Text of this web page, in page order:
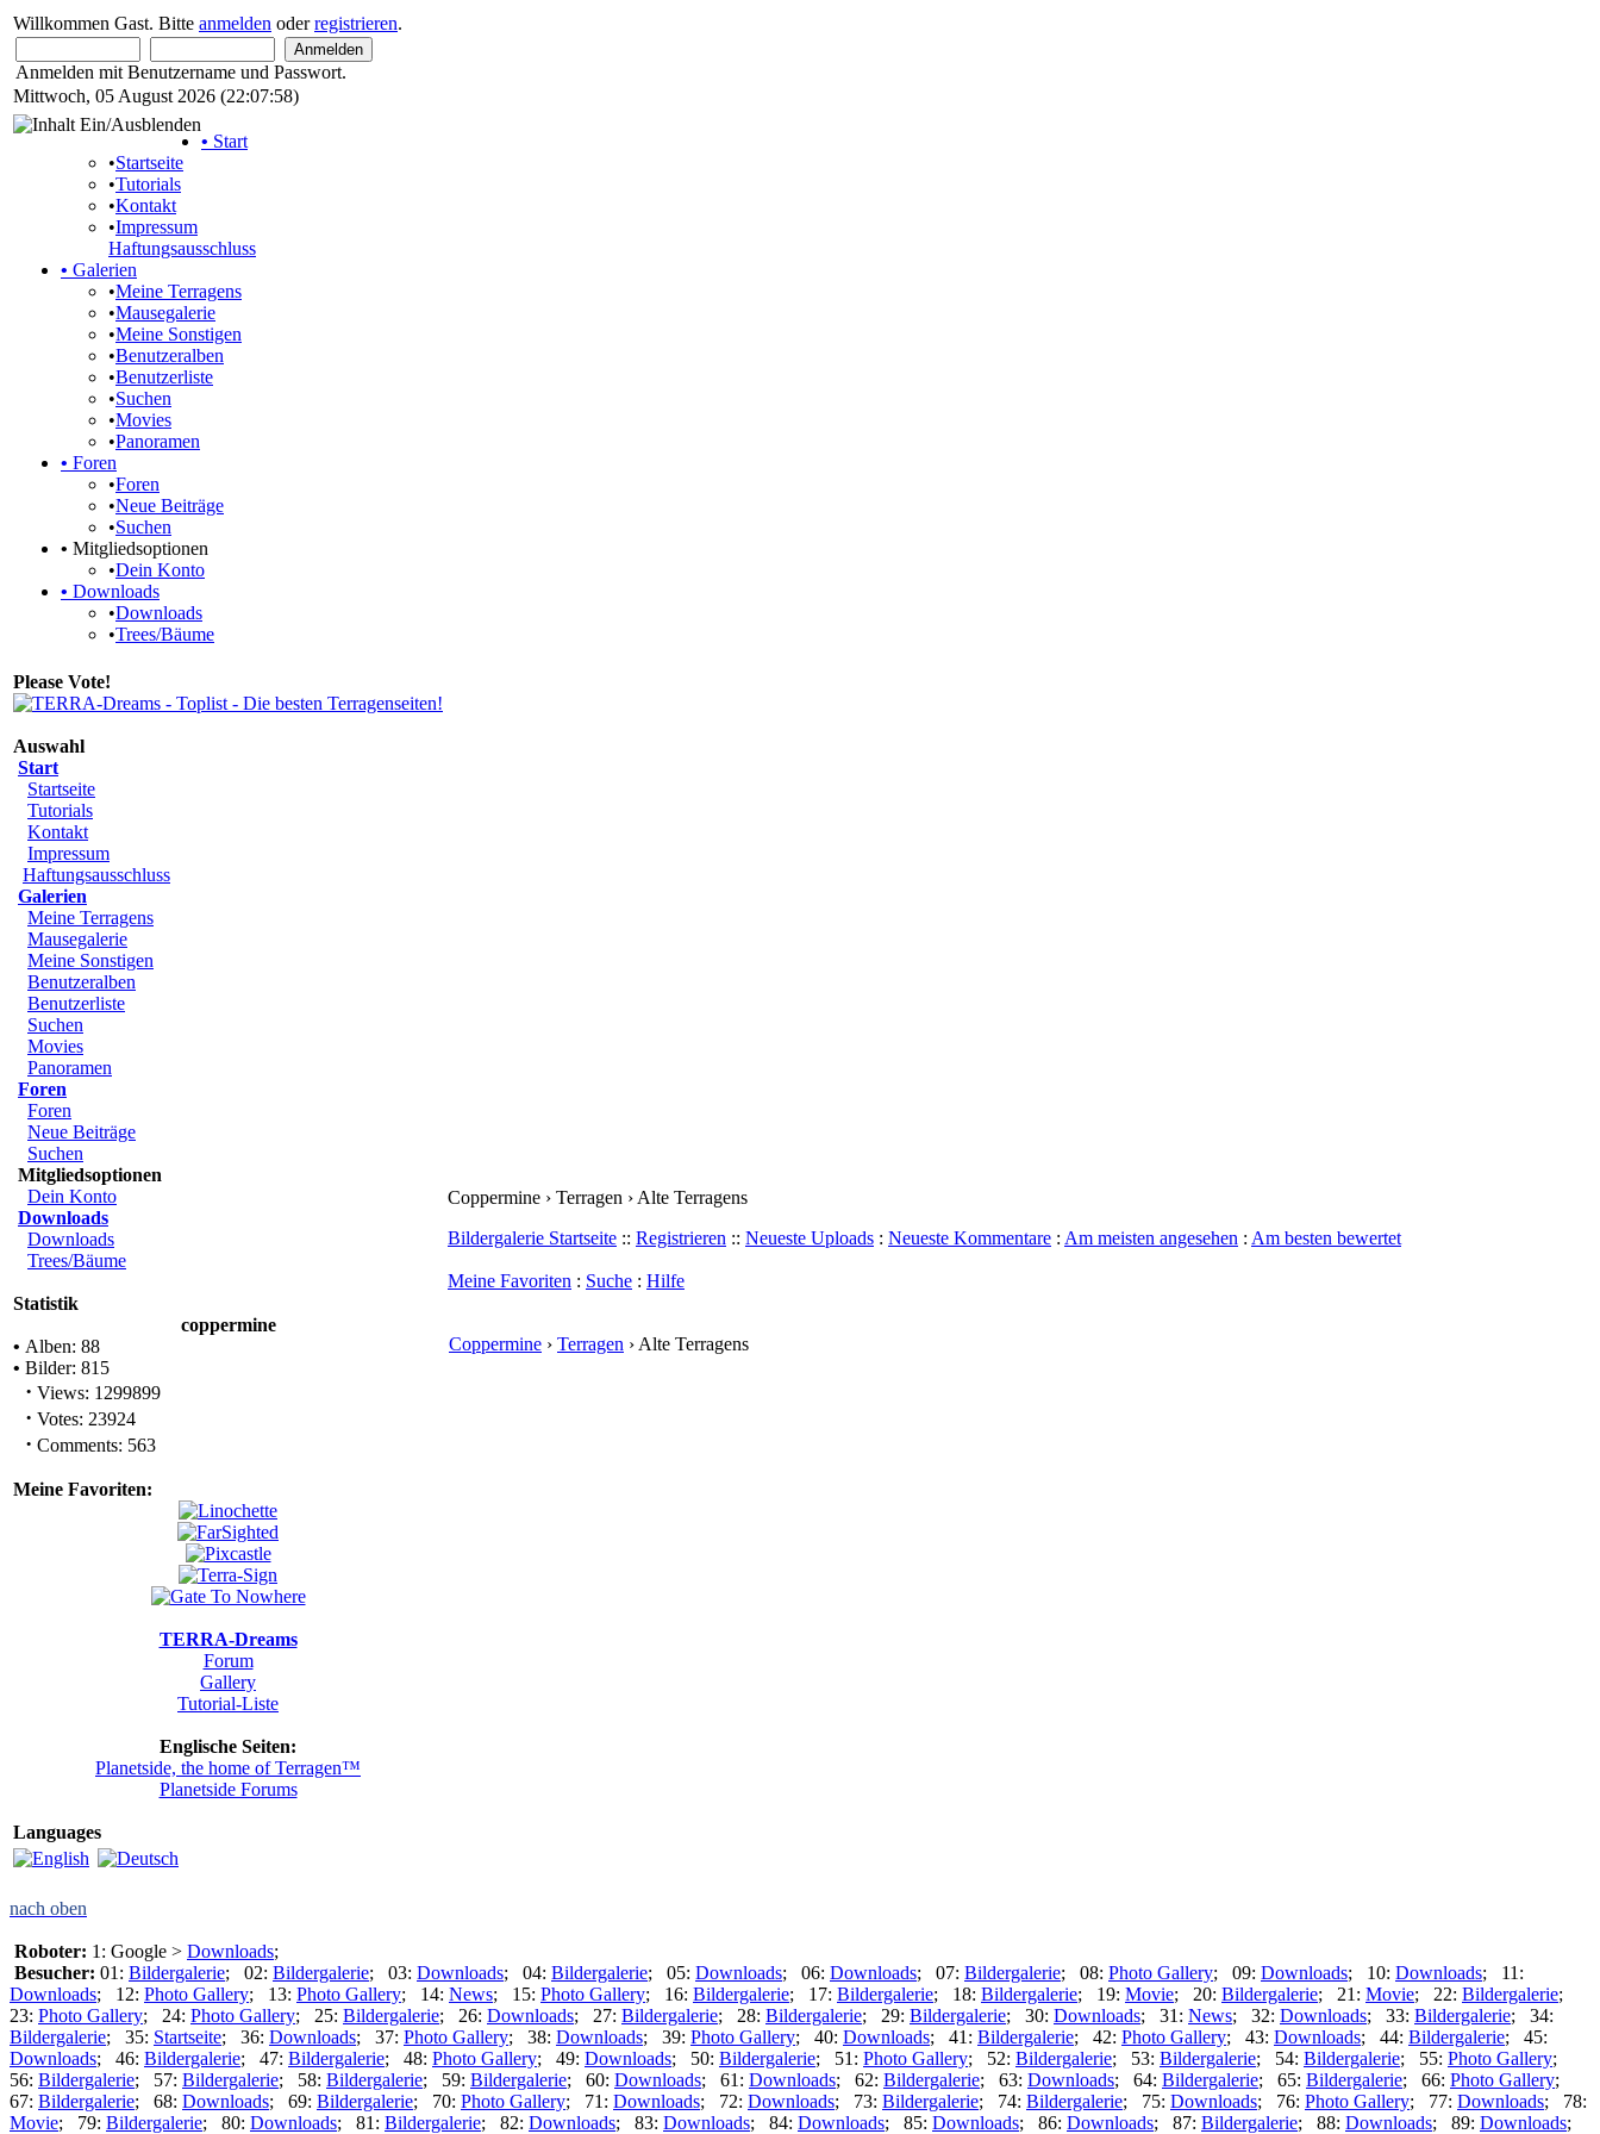
Willkommen Gast. Bitte anmelden oderregistrieren.
Anmelden mit Benutzername und Passwort.
Mittwoch, 05 August 2026 (22:07:58)
• Start
•Startseite
•Tutorials
•Kontakt
•Impressum
Haftungsausschluss
• Galerien
•Meine Terragens
•Mausegalerie
•Meine Sonstigen
•Benutzeralben
•Benutzerliste
•Suchen
•Movies
•Panoramen
• Foren
•Foren
•Neue Beiträge
•Suchen
• Mitgliedsoptionen
•Dein Konto
• Downloads
•Downloads
•Trees/Bäume
Please Vote!
Auswahl
Start
Startseite
Tutorials
Kontakt
Impressum
Haftungsausschluss
Galerien
Meine Terragens
Mausegalerie
Meine Sonstigen
Benutzeralben
Benutzerliste
Suchen
Movies
Panoramen
Foren
Foren
Neue Beiträge
Suchen
Mitgliedsoptionen
Dein Konto
Downloads
Downloads
Trees/Bäume
Statistik
coppermine
• Alben: 88
• Bilder: 815
· Views: 1299899
· Votes: 23924
· Comments: 563
Meine Favoriten:
TERRA-Dreams
Forum
Gallery
Tutorial-Liste
Englische Seiten:
Planetside, the home of Terragen™
Planetside Forums
Languages
Coppermine › Terragen › Alte Terragens
Bildergalerie Startseite :: Registrieren :: Neueste Uploads : Neueste Kommentare : Am meisten angesehen : Am besten bewertet
Meine Favoriten : Suche : Hilfe
Coppermine › Terragen › Alte Terragens
nach oben
Roboter: 1: Google > Downloads;
Besucher: 01: Bildergalerie; 02: Bildergalerie; 03: Downloads; 04: Bildergalerie; 05: Downloads; 06: Downloads; 07: Bildergalerie; 08: Photo Gallery; 09: Downloads; 10: Downloads; 11:
Downloads; 12: Photo Gallery; 13: Photo Gallery; 14: News; 15: Photo Gallery; 16: Bildergalerie; 17: Bildergalerie; 18: Bildergalerie; 19: Movie; 20: Bildergalerie; 21: Movie; 22: Bildergalerie;
23: Photo Gallery; 24: Photo Gallery; 25: Bildergalerie; 26: Downloads; 27: Bildergalerie; 28: Bildergalerie; 29: Bildergalerie; 30: Downloads; 31: News; 32: Downloads; 33: Bildergalerie; 34:
Bildergalerie; 35: Startseite; 36: Downloads; 37: Photo Gallery; 38: Downloads; 39: Photo Gallery; 40: Downloads; 41: Bildergalerie; 42: Photo Gallery; 43: Downloads; 44: Bildergalerie; 45:
Downloads; 46: Bildergalerie; 47: Bildergalerie; 48: Photo Gallery; 49: Downloads; 50: Bildergalerie; 51: Photo Gallery; 52: Bildergalerie; 53: Bildergalerie; 54: Bildergalerie; 55: Photo Gallery;
56: Bildergalerie; 57: Bildergalerie; 58: Bildergalerie; 59: Bildergalerie; 60: Downloads; 61: Downloads; 62: Bildergalerie; 63: Downloads; 64: Bildergalerie; 65: Bildergalerie; 66: Photo Gallery;
67: Bildergalerie; 68: Downloads; 69: Bildergalerie; 70: Photo Gallery; 71: Downloads; 72: Downloads; 73: Bildergalerie; 74: Bildergalerie; 75: Downloads; 76: Photo Gallery; 77: Downloads; 78:
Movie; 79: Bildergalerie; 80: Downloads; 81: Bildergalerie; 82: Downloads; 83: Downloads; 84: Downloads; 85: Downloads; 86: Downloads; 87: Bildergalerie; 88: Downloads; 89: Downloads;